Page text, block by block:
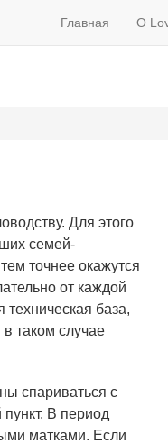
Главная О
Для этого
семей-
точнее окажутся
от каждой
база,
таком случае
спариваться с
В период
матками. Если